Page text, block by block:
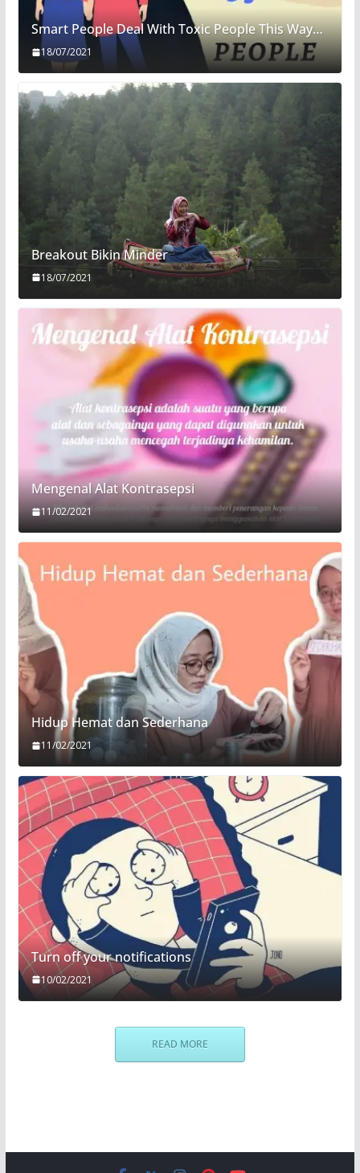
Smart People Deal With Toxic People This Way…
18/07/2021
Breakout Bikin Minder
18/07/2021
Mengenal Alat Kontrasepsi
11/02/2021
Hidup Hemat dan Sederhana
11/02/2021
Turn off your notifications
10/02/2021
READ MORE